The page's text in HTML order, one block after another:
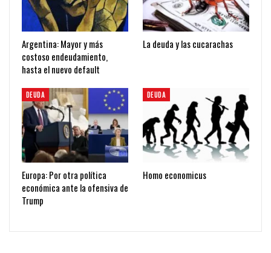
Argentina: Mayor y más
costoso endeudamiento,
hasta el nuevo default
La deuda y las cucarachas
DEUDA
Europa: Por otra política
económica ante la ofensiva de
Trump
DEUDA
Homo economicus